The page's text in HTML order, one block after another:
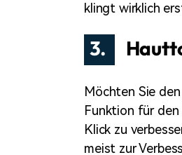
klingt wirklich
3.
Möchten Sie
Funktion für
Klick zu
meist zur